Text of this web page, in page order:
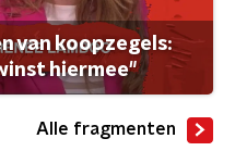
van koopzegels:
hiermee"
Alle fragmenten